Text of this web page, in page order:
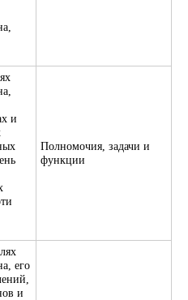
и
Полномочия, задачи и
функции
его
и